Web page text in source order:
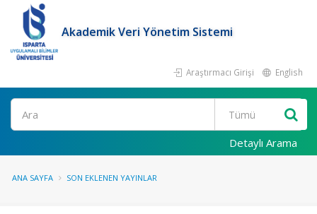
Akademik Veri Yönetim Sistemi
Araştırmacı Girişi English
Ara
Detaylı Arama
ANA SAYFA SON EKLENEN YAYINLAR